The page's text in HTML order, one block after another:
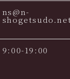
ns@n-
9:00-19:00